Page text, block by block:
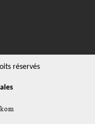
réservés